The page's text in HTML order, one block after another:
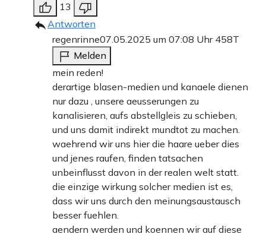
13
Antworten
regenrinne07.05.2025 um 07:08 Uhr 458T
Melden
mein reden!
derartige blasen-medien und kanaele dienen
nur dazu , unsere aeusserungen zu
kanalisieren, aufs abstellgleis zu schieben,
und uns damit indirekt mundtot zu machen.
waehrend wir uns hier die haare ueber dies
und jenes raufen, finden tatsachen
unbeinflusst davon in der realen welt statt.
die einzige wirkung solcher medien ist es,
dass wir uns durch den meinungsaustausch
besser fuehlen.
aendern werden und koennen wir auf diese